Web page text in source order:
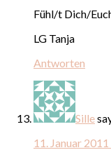
Fühl/t Dich/
LG Tanja
Antworten
Sille
11. Januar